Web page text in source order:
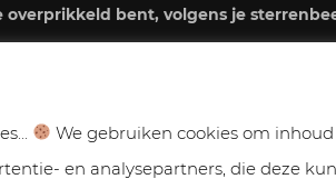
overprikkeld bent, volgens je
voelen Jupiter in Leeuw het
We gebruiken cookies om
en analysepartners, die deze